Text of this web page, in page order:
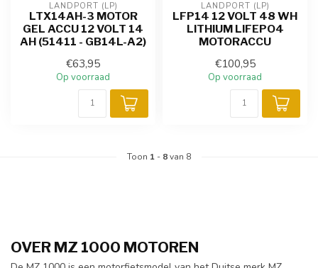
LANDPORT (LP)
LTX14AH-3 MOTOR
GEL ACCU 12 VOLT 14
AH (51411 - GB14L-A2)
€63,95
Op voorraad
LANDPORT (LP)
LFP14 12 VOLT 48 WH
LITHIUM LIFEPO4
MOTORACCU
€100,95
Op voorraad
Toon 1 - 8van 8
OVER MZ 1000 MOTOREN